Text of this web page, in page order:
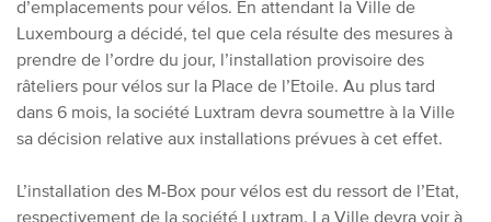
d’emplacements pour vélos. En attendant la Ville de
Luxembourg a décidé, tel que cela résulte des mesures à
prendre de l’ordre du jour, l’installation provisoire des
râteliers pour vélos sur la Place de l’Etoile. Au plus tard
dans 6 mois, la société Luxtram devra soumettre à la Ville
sa décision relative aux installations prévues à cet effet.
L’installation des M-Box pour vélos est du ressort de l’Etat,
respectivement de la société Luxtram. La Ville devra voir à